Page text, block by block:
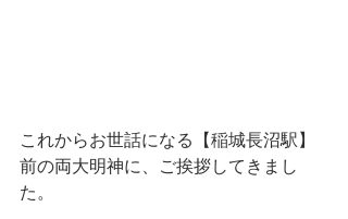
これからお世話になる【稲城長沼駅】
前の両大明神に、ご挨拶してきまし
た。